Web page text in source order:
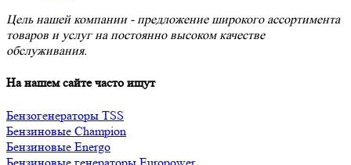
Цель нашей компании - предложение широкого ассортимента
товаров и услуг на постоянно высоком качестве
обслуживания.
На нашем сайте часто ищут
Бензогенераторы TSS
Бензиновые Champion
Бензиновые Energo
Бензиновые генераторы Europower